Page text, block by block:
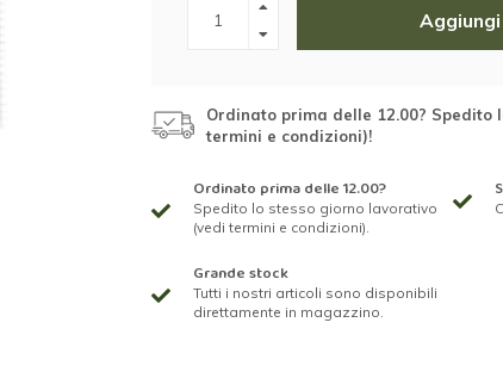
Ordinato prima delle 12.00? Spedito
termini e condizioni)!
Ordinato prima delle 12.00?
Spedito lo stesso giorno lavorativo
(vedi termini e condizioni).
Grande stock
Tutti i nostri articoli sono disponibili
direttamente in magazzino.